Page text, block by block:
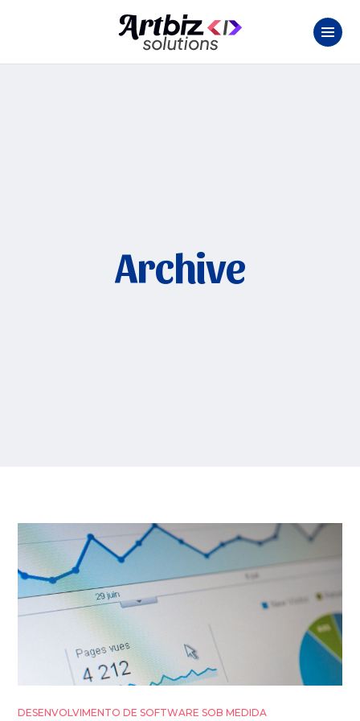
Archive
DESENVOLVIMENTO DE SOFTWARE SOB MEDIDA